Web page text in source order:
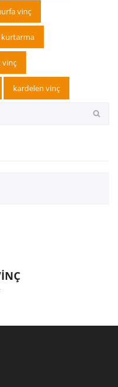
vinç
kurtarma
vinç
kardelen vinç